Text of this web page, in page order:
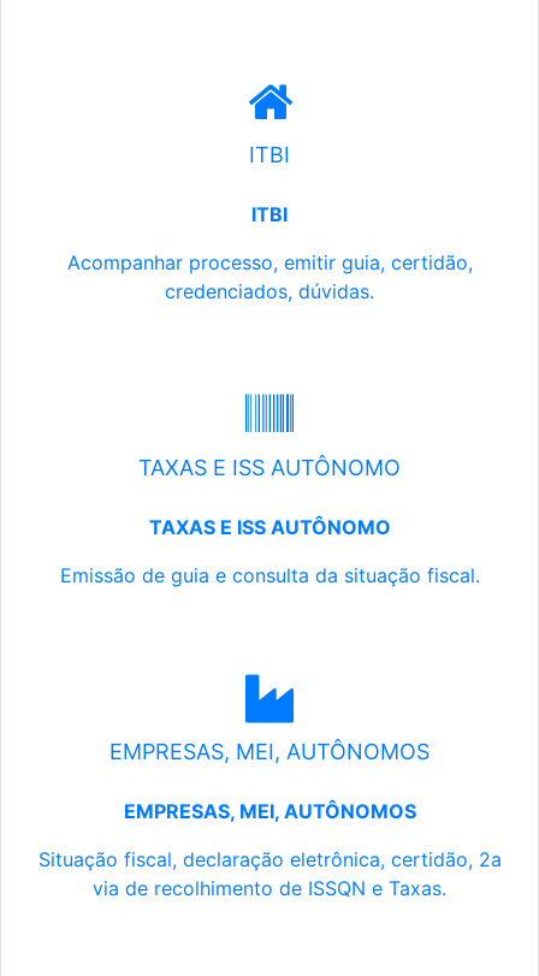
ITBI
ITBI
Acompanhar processo, emitir guia, certidão,
credenciados, dúvidas.
TAXAS E ISS AUTÔNOMO
TAXAS E ISS AUTÔNOMO
Emissão de guia e consulta da situação fiscal.
EMPRESAS, MEI, AUTÔNOMOS
EMPRESAS, MEI, AUTÔNOMOS
Situação fiscal, declaração eletrônica, certidão, 2a
via de recolhimento de ISSQN e Taxas.